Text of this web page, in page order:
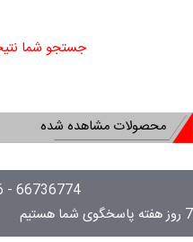
جستجو شما
محصولات مشاهده شده
66736774 - 021-66736726 info@yabkala.com
7 روز هفته پاسخگوی شما هستیم